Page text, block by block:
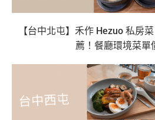
【台中北屯】禾作 Hezuo 私房
薦！餐廳環境菜單